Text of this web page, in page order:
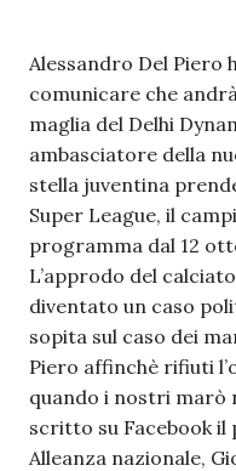
Alessandro Del Piero
comunicare che
maglia del Delhi
ambasciatore della
stella juventina
Super League, il
programma dal 12
L’approdo del
diventato un caso
sopita sul caso dei
Piero affinchè rifiuti
quando i nostri marò
scritto su Facebook il
Alleanza nazionale,